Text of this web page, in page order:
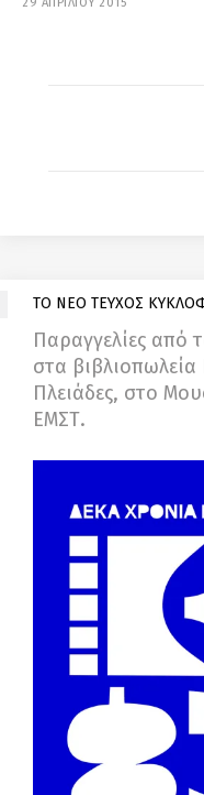
ΤΟ ΝΕΟ ΤΕΥΧΟΣ
Παραγγελίες από
στα βιβλιοπωλεία
Πλειάδες, στο
ΕΜΣΤ.